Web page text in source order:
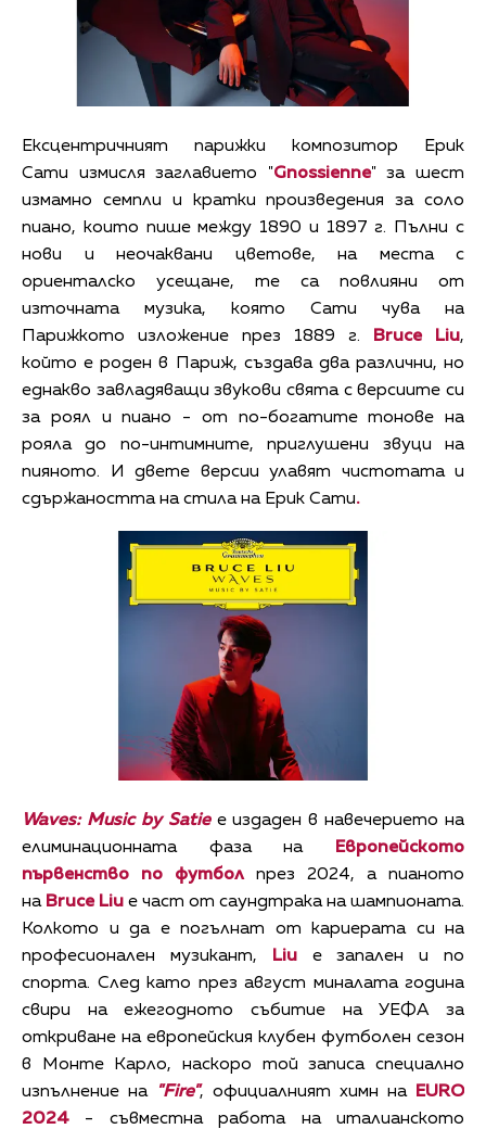
Ексцентричният парижки композитор Ерик
Сати измисля заглавието "Gnossienne" за шест
измамно семпли и кратки произведения за соло
пиано, които пише между 1890 и 1897 г. Пълни с
нови и неочаквани цветове, на места с
ориенталско усещане, те са повлияни от
източната музика, която Сати чува на
Парижкото изложение през 1889 г.
Bruce Liu,
който е роден в Париж, създава два различни, но
еднакво завладяващи звукови свята с версиите си
за роял и пиано - от по-богатите тонове на
рояла до по-интимните, приглушени звуци на
пияното. И двете версии улавят чистотата и
сдържаността на стила на Ерик Сати.
Waves: Music by Satieе издаден в навечерието на
елиминационната фаза на
Европейското
първенство по футбол през 2024, а пианото
на Bruce Liu е част от саундтрака на шампионата.
Колкото и да е погълнат от кариерата си на
професионален музикант,
Liu е запален и по
спорта. След като през август миналата година
свири на ежегодното събитие на УЕФА за
откриване на европейския клубен футболен сезон
в Монте Карло, наскоро той записа специално
изпълнение на
"Fire", официалният химн на
EURO
2024 - съвместна работа на италианското